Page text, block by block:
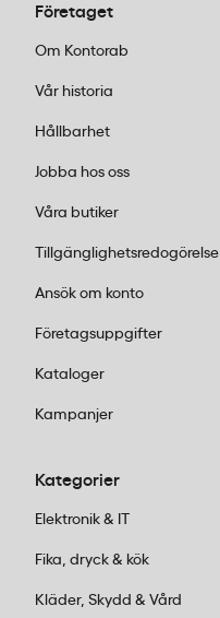
Företaget
Om Kontorab
Vår historia
Hållbarhet
Jobba hos oss
Våra butiker
Tillgänglighetsredogörelse
Ansök om konto
Företagsuppgifter
Kataloger
Kampanjer
Kategorier
Elektronik & IT
Fika, dryck & kök
Kläder, Skydd & Vård